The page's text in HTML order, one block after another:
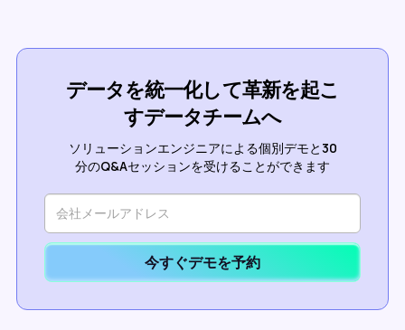
データを統一化して革新を起こ
すデータチームへ
ソリューションエンジニアによる個別デモと30
分のQ&Aセッションを受けることができます
今すぐデモを予約